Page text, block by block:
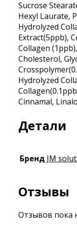
Sucrose
Hexyl Laurate,
Hydrolyzed
Extract(5ppb),
Collagen
Cholesterol,
Hydrolyzed
Cinnamal,
Детали
Бренд JM
Отзывы
Отзывов пока